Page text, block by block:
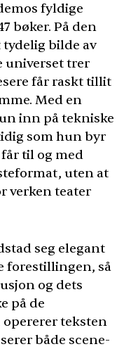
fyldige
bøker. På den
bilde av
universet trer
får raskt tillit
Med en
inn på tekniske
som hun byr
til og med
uten at
verken teater
seg elegant
forestillingen, så
og dets
på de
teksten
både scene-